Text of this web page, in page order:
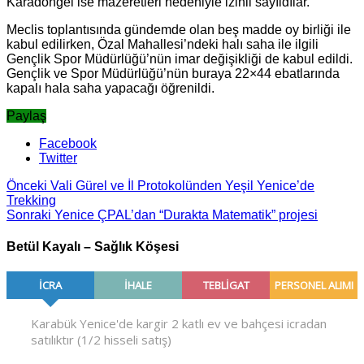
Meclis toplantısında gündemde olan beş madde oy birliği ile
kabul edilirken, Özal Mahallesi’ndeki halı saha ile ilgili
Gençlik Spor Müdürlüğü’nün imar değişikliği de kabul edildi.
Gençlik ve Spor Müdürlüğü’nün buraya 22×44 ebatlarında
kapalı hala saha yapacağı öğrenildi.
Paylaş
Facebook
Twitter
Önceki Vali Gürel ve İl Protokolünden Yeşil Yenice’de
Trekking
Sonraki Yenice ÇPAL’dan “Durakta Matematik” projesi
Betül Kayalı – Sağlık Köşesi